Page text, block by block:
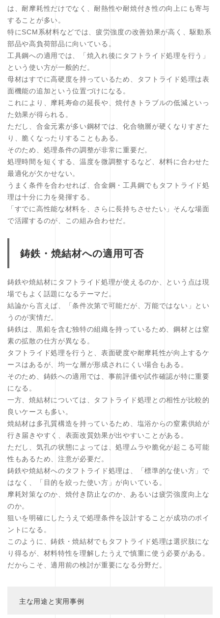
は、耐摩耗性だけでなく、耐熱性や耐焼付き性の向上にも寄与
することが多い。
特にSCM系材料などでは、疲労強度の改善効果が高く、駆動系
部品や高負荷部品に向いている。
工具鋼への適用では、「焼入れ後にタフトライド処理を行う」
という使い方が一般的だ。
母材はすでに高硬度を持っているため、タフトライド処理は表
面機能の追加という位置づけになる。
これにより、摩耗寿命の延長や、焼付きトラブルの低減といっ
た効果が得られる。
ただし、合金元素が多い鋼材では、化合物層が硬くなりすぎた
り、脆くなったりすることもある。
そのため、処理条件の調整が非常に重要だ。
処理時間を短くする、温度を微調整するなど、材料に合わせた
最適化が欠かせない。
うまく条件を合わせれば、合金鋼・工具鋼でもタフトライド処
理は十分に力を発揮する。
「すでに高性能な材料を、さらに長持ちさせたい」そんな場面
で活躍するのが、この組み合わせだ。
鋳鉄・焼結材への適用可否
鋳鉄や焼結材にタフトライド処理が使えるのか、という点は現
場でもよく話題になるテーマだ。
結論から言えば、「条件次第で可能だが、万能ではない」とい
うのが実情だ。
鋳鉄は、黒鉛を含む独特の組織を持っているため、鋼材とは窒
素の拡散の仕方が異なる。
タフトライド処理を行うと、表面硬度や耐摩耗性が向上するケ
ースはあるが、均一な層が形成されにくい場合もある。
そのため、鋳鉄への適用では、事前評価や試作確認が特に重要
になる。
一方、焼結材については、タフトライド処理との相性が比較的
良いケースも多い。
焼結材は多孔質構造を持っているため、塩浴からの窒素供給が
行き届きやすく、表面改質効果が出やすいことがある。
ただし、気孔の状態によっては、処理ムラや脆化が起こる可能
性もあるため、注意が必要だ。
鋳鉄や焼結材へのタフトライド処理は、「標準的な使い方」で
はなく、「目的を絞った使い方」が向いている。
摩耗対策なのか、焼付き防止なのか、あるいは疲労強度向上な
のか。
狙いを明確にしたうえで処理条件を設計することが成功のポイ
ントになる。
このように、鋳鉄・焼結材でもタフトライド処理は選択肢にな
り得るが、材料特性を理解したうえで慎重に使う必要がある。
だからこそ、適用前の検討が重要になる分野だ。
主な用途と実用事例